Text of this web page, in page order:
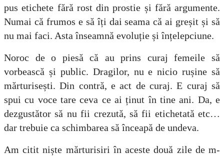
pus etichete fără rost din prostie și fără argumente.
Numai că frumos e să îți dai seama că ai greșit și să
nu mai faci. Asta înseamnă evoluție și înțelepciune.
Noroc de o piesă că au prins curaj femeile să
vorbească și public. Dragilor, nu e nicio rușine să
mărturisești. Din contră, e act de curaj. E curaj să
spui cu voce tare ceva ce ai ținut în tine ani. Da, e
dezgustător să nu fii crezută, să fii etichetată etc…
dar trebuie ca schimbarea să înceapă de undeva.
Am citit niște mărturisiri în aceste două zile de m-